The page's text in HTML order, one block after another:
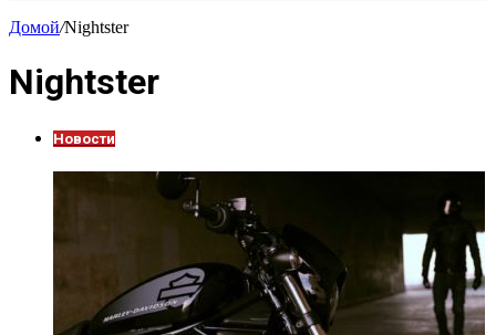
Домой/Nightster
Nightster
Новости